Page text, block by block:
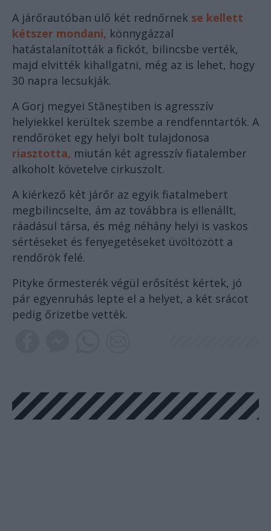
A járőrautóban ülő két rednőrnek se kellett
kétszer mondani, könnygázzal
hatástalanították a fickót, bilincsbe verték,
majd elvitték kihallgatni, még az is lehet, hogy
30 napra lecsukják.
A Gorj megyei Stăneștiben is agresszív
helyiekkel kerültek szembe a rendfenntartók. A
rendőröket egy helyi bolt tulajdonosa
riasztotta, miután két agresszív fiatalember
alkoholt követelve cirkuszolt.
A kiérkező két járőr az egyik fiatalmebert
megbilincselte, ám az továbbra is ellenállt,
ráadásul társa, és még néhány helyi is vaskos
sértéseket és fenyegetéseket üvöltözött a
rendőrök felé.
Pityke őrmesterék végül erősítést kértek, jó
pár egyenruhás lepte el a helyet, a két srácot
pedig őrizetbe vették.